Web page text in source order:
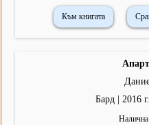
Към книгата
Бард | 2016